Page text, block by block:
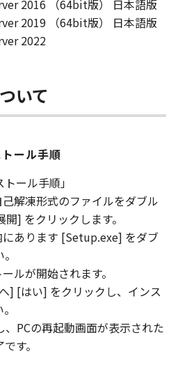
2016 （64bit版） 日本語版
2019 （64bit版） 日本語版
2022
いて
ール手順
ール手順」
解凍形式のファイルをダブル
] をクリックします。
あります [Setup.exe] をダブ
ルが開始されます。
] [はい] をクリックし、インス
PCの再起動画面が表示された
す。